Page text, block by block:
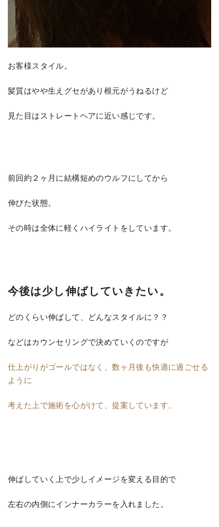
お客様スタイル。
髪質はやや生えグセがあり根元がうねるけど
見た目はストレートヘアに近い感じです。
前回約２ヶ月に結構短めのウルフにしてから
伸びた状態。
その時は全体に軽くハイライトをしています。
今後は少し伸ばしていきたい。
どのくらい伸ばして、どんなスタイルに？？
などはカウンセリングで決めていくのですが
仕上がりがゴールではなく、数ヶ月後も快適に過ごせる
ように
考えた上で施術を心がけて、提案しています。
伸ばしていく上で少しイメージを変える目的で
左右の内側にインナーカラーを入れました。